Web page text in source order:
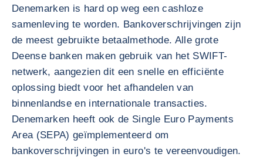
Denemarken is hard op weg een cashloze
samenleving te worden. Bankoverschrijvingen zijn
de meest gebruikte betaalmethode. Alle grote
Deense banken maken gebruik van het SWIFT-
netwerk, aangezien dit een snelle en efficiënte
oplossing biedt voor het afhandelen van
binnenlandse en internationale transacties.
Denemarken heeft ook de Single Euro Payments
Area (SEPA) geïmplementeerd om
bankoverschrijvingen in euro's te vereenvoudigen.